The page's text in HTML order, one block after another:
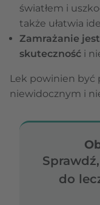
światłem i
także ułatwia
Zamrażanie
skuteczność i
Lek powinien być
niewidocznym i
do